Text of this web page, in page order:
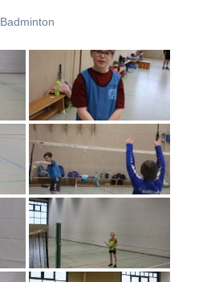
Badminton